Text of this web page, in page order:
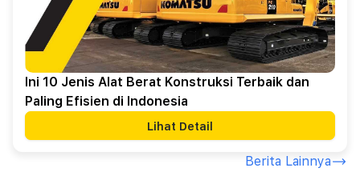
Ini 10 Jenis Alat Berat Konstruksi Terbaik dan
Paling Efisien di Indonesia
Lihat Detail
Berita Lainnya